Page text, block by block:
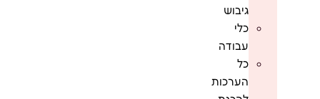
גיבוש
כלי
עבודה
כל
הערכות